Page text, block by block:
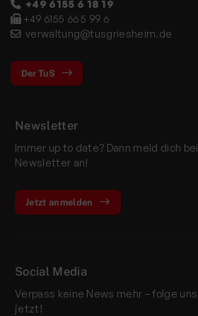
+49 6155 6 18 19
+49 6155 66 5 99 6
verwaltung@tusgriesheim.de
Der TuS
Newsletter
Immer up to date? Dann meld dich
Newsletter an!
Jetzt anmelden
Social Media
Verpass keine News mehr – folge
jetzt!